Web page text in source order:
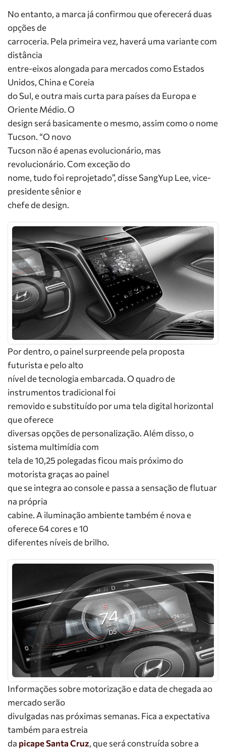
No entanto, a marca já confirmou que oferecerá duas
opções de
carroceria. Pela primeira vez, haverá uma variante com
distância
entre-eixos alongada para mercados como Estados
Unidos, China e Coreia
do Sul, e outra mais curta para países da Europa e
Oriente Médio. O
design será basicamente o mesmo, assim como o nome
Tucson. “O novo
Tucson não é apenas evolucionário, mas
revolucionário. Com exceção do
nome, tudo foi reprojetado”, disse SangYup Lee, vice-
presidente sênior e
chefe de design.
Por dentro, o painel surpreende pela proposta
futurista e pelo alto
nível de tecnologia embarcada. O quadro de
instrumentos tradicional foi
removido e substituído por uma tela digital horizontal
que oferece
diversas opções de personalização. Além disso, o
sistema multimídia com
tela de 10,25 polegadas ficou mais próximo do
motorista graças ao painel
que se integra ao console e passa a sensação de flutuar
na própria
cabine. A iluminação ambiente também é nova e
oferece 64 cores e 10
diferentes níveis de brilho.
Informações sobre motorização e data de chegada ao
mercado serão
divulgadas nas próximas semanas. Fica a expectativa
também para estreia
da picape Santa Cruz, que será construída sobre a